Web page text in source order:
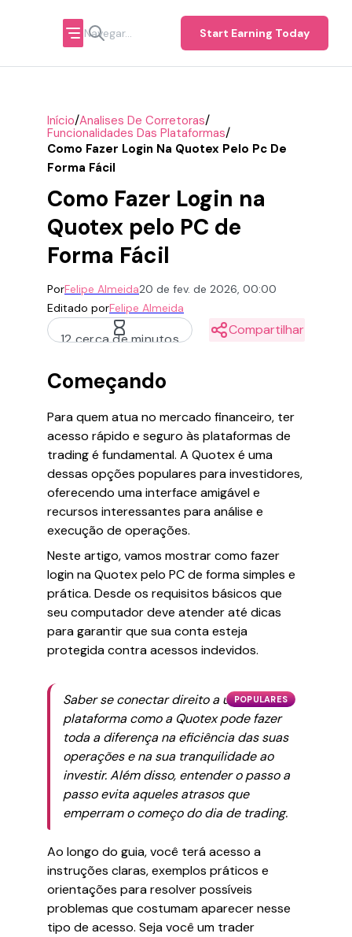
Start Earning Today
Início/Analises De Corretoras/
Funcionalidades Das Plataformas/
Como Fazer Login Na Quotex Pelo Pc De
Forma Fácil
Como Fazer Login na
Quotex pelo PC de
Forma Fácil
PorFelipe Almeida20 de fev. de 2026, 00:00
Editado porFelipe Almeida
12 cerca de minutos
Compartilhar
Começando
Para quem atua no mercado financeiro, ter
acesso rápido e seguro às plataformas de
trading é fundamental. A Quotex é uma
dessas opções populares para investidores,
oferecendo uma interface amigável e
recursos interessantes para análise e
execução de operações.
Neste artigo, vamos mostrar como fazer
login na Quotex pelo PC de forma simples e
prática. Desde os requisitos básicos que
seu computador deve atender até dicas
para garantir que sua conta esteja
protegida contra acessos indevidos.
POPULARES
Saber se conectar direito a uma
plataforma como a Quotex pode fazer
toda a diferença na eficiência das suas
operações e na sua tranquilidade ao
investir. Além disso, entender o passo a
passo evita aqueles atrasos que
emperram o começo do dia de trading.
Ao longo do guia, você terá acesso a
instruções claras, exemplos práticos e
orientações para resolver possíveis
problemas que costumam aparecer nesse
tipo de acesso. Seja você um trader